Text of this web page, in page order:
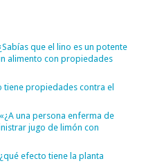
que el lino es un potente
alimento con propiedades
tiene propiedades contra el
una persona enferma de
jugo de limón con
efecto tiene la planta